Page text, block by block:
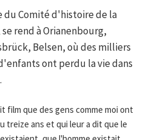
du Comité d'histoire de la
rend à Orianenbourg,
Belsen, où des milliers
ont perdu la vie dans
film que des gens comme moi ont
treize ans et qui leur a dit que le